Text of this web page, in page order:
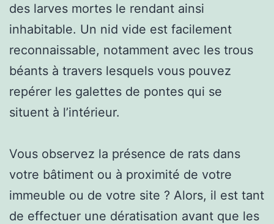
des larves mortes le rendant ainsi
inhabitable. Un nid vide est facilement
reconnaissable, notamment avec les trous
béants à travers lesquels vous pouvez
repérer les galettes de pontes qui se
situent à l’intérieur.
Vous observez la présence de rats dans
votre bâtiment ou à proximité de votre
immeuble ou de votre site ? Alors, il est tant
de effectuer une dératisation avant que les